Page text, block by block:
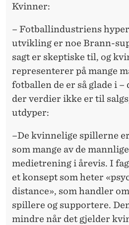
Kvinner:
– Fotballindustriens
utvikling er noe Brann-
sagt er skeptiske til, og
representerer på mange
fotballen de er så glade i –
der verdier ikke er til
utdyper:
–De kvinnelige spillerne
som mange av de
medietrening i årevis. I
et konsept som heter
distance», som handler
spillere og supportere.
mindre når det gjelder